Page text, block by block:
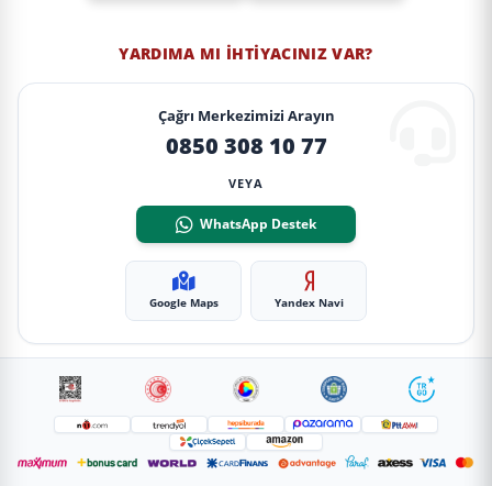
YARDIMA MI İHTIYACINIZ VAR?
Çağrı Merkezimizi Arayın
0850 308 10 77
VEYA
WhatsApp Destek
Google Maps Yandex Navi